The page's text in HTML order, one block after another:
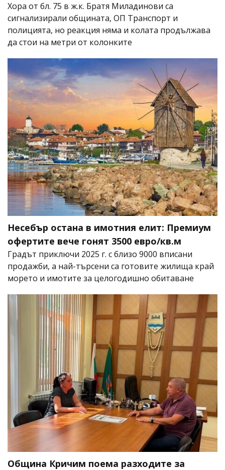
Хора от бл. 75 в ж.к. Братя Миладинови са
сигнализирали общината, ОП Транспорт и
полицията, но реакция няма и колата продължава
да стои на метри от колонките
Несебър остана в имотния елит: Премиум
офертите вече гонят 3500 евро/кв.м
Градът приключи 2025 г. с близо 9000 вписани
продажби, а най-търсени са готовите жилища край
морето и имотите за целогодишно обитаване
Община Кричим поема разходите за